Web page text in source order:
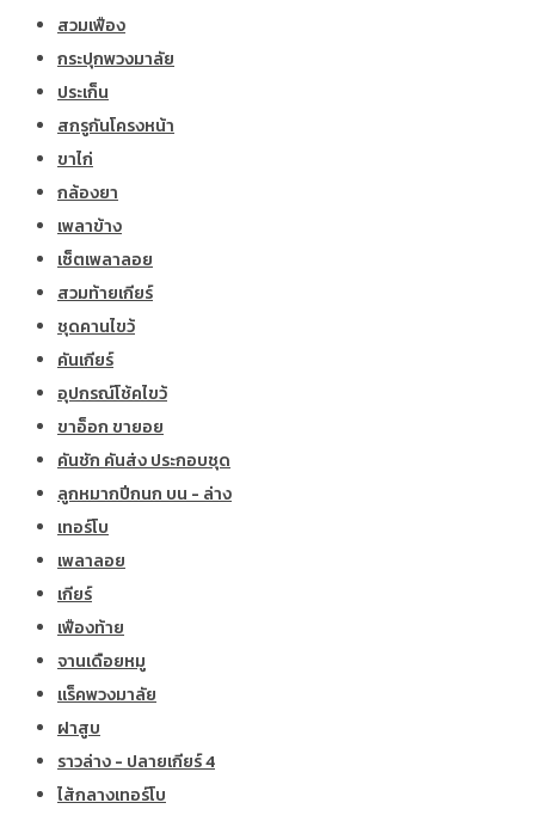
สวมเฟือง
กระปุกพวงมาลัย
ประเก็น
สกรูกันโครงหน้า
ขาไก่
กล้องยา
เพลาข้าง
เซ็ตเพลาลอย
สวมท้ายเกียร์
ชุดคานไขว้
คันเกียร์
อุปกรณ์โช้คไขว้
ขาอ็อก ขายอย
คันชัก คันส่ง ประกอบชุด
ลูกหมากปีกนก บน - ล่าง
เทอร์โบ
เพลาลอย
เกียร์
เฟืองท้าย
จานเดือยหมู
แร็คพวงมาลัย
ฝาสูบ
ราวล่าง - ปลายเกียร์ 4
ไส้กลางเทอร์โบ